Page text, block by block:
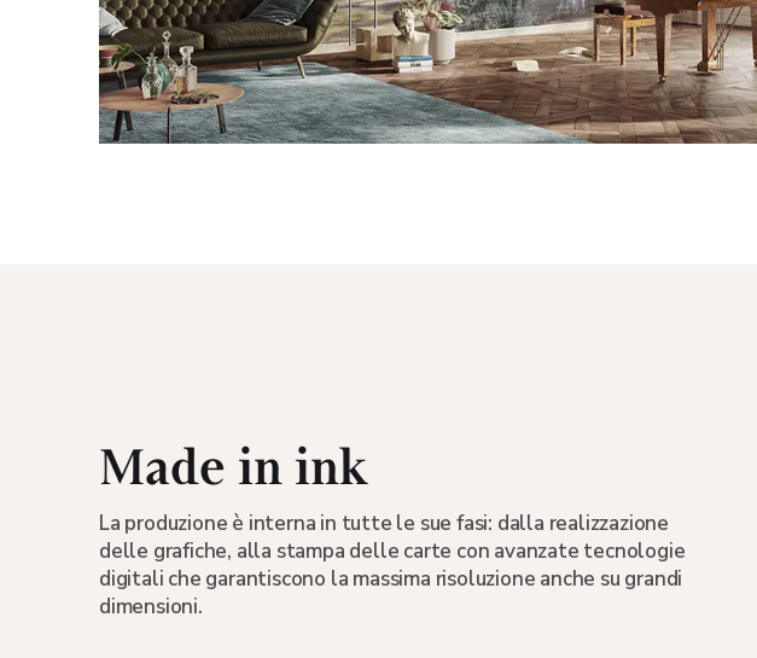
Made in ink
La produzione è interna in tutte le sue fasi: dalla realizzazione
delle grafiche, alla stampa delle carte con avanzate tecnologie
digitali che garantiscono la massima risoluzione anche su grandi
dimensioni.